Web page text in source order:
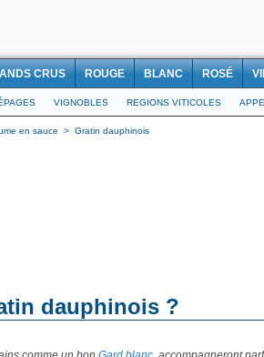
CRUS ROUGE BLANC ROSÉ
VIGNOBLES REGIONS VITICOLES
en sauce > Gratin dauphinois
dauphinois ?